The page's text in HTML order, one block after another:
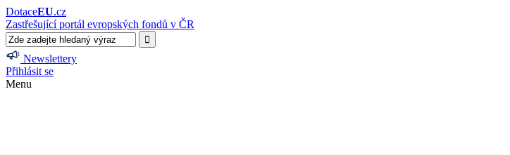
DotaceEU.cz
Zastřešující portál evropských fondů v ČR
Newslettery
Přihlásit se
Menu